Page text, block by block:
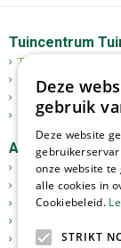
Tuincentrum
Tuincentrum
Mediterrane bomen
Tuinplanten
Kerst
Assortiment
Tuinplanten
Kamerplanten
Tuinverlichting
Meststoffen
Deze
gebruik
Deze website
onze website
alle cookies in
Cookiebeleid.
STRIKT